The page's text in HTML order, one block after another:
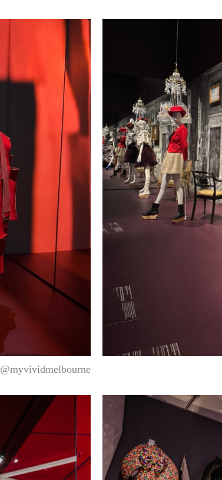
@myvividmelbourne